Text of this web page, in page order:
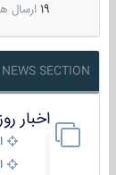
ارسال ها
NEWS SECTION - بخش خبر
اخبار